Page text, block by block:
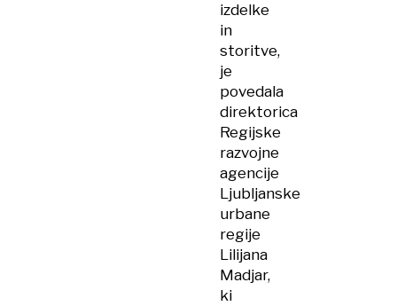
izdelke
in
storitve,
je
povedala
direktorica
Regijske
razvojne
agencije
Ljubljanske
urbane
regije
Lilijana
Madjar,
ki